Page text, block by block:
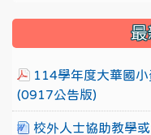
114學年度大華國
(0917公告版)
校外人士協助教學